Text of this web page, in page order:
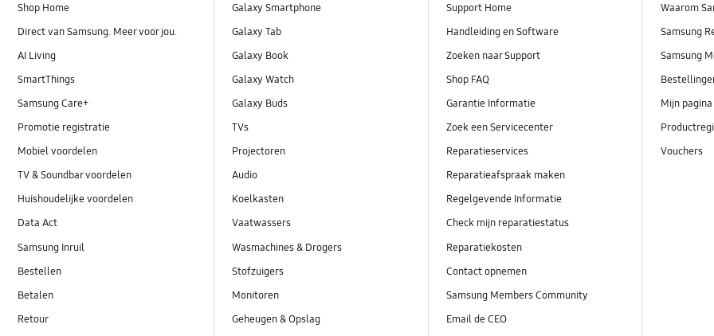
Shop Home
Direct van Samsung. Meer voor jou.
AI Living
SmartThings
Samsung Care+
Promotie registratie
Mobiel voordelen
TV & Soundbar voordelen
Huishoudelijke voordelen
Data Act
Samsung Inruil
Bestellen
Betalen
Retour
Galaxy Smartphone
Galaxy Tab
Galaxy Book
Galaxy Watch
Galaxy Buds
TVs
Projectoren
Audio
Koelkasten
Vaatwassers
Wasmachines & Drogers
Stofzuigers
Monitoren
Geheugen & Opslag
Support Home
Handleiding en Software
Zoeken naar Support
Shop FAQ
Garantie Informatie
Zoek een Servicecenter
Reparatieservices
Reparatieafspraak maken
Regelgevende Informatie
Check mijn reparatiestatus
Reparatiekosten
Contact opnemen
Samsung Members Community
Email de CEO
Waarom
Samsung
Samsung
Mijn pagina
Vouchers